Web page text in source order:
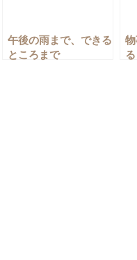
午後の雨まで、できる
ところまで